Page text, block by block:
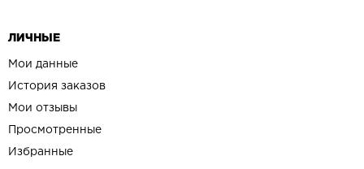
ЛИЧНЫЕ
Мои данные
История заказов
Мои отзывы
Просмотренные
Избранные